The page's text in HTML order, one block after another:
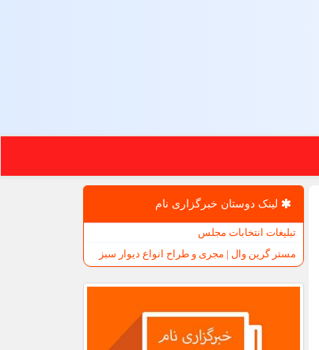
لینک دوستان خبرگزاری نام
تبلیغات انتخابات مجلس
مستر گرین وال | مجری و طراح انواع دیوار سبز